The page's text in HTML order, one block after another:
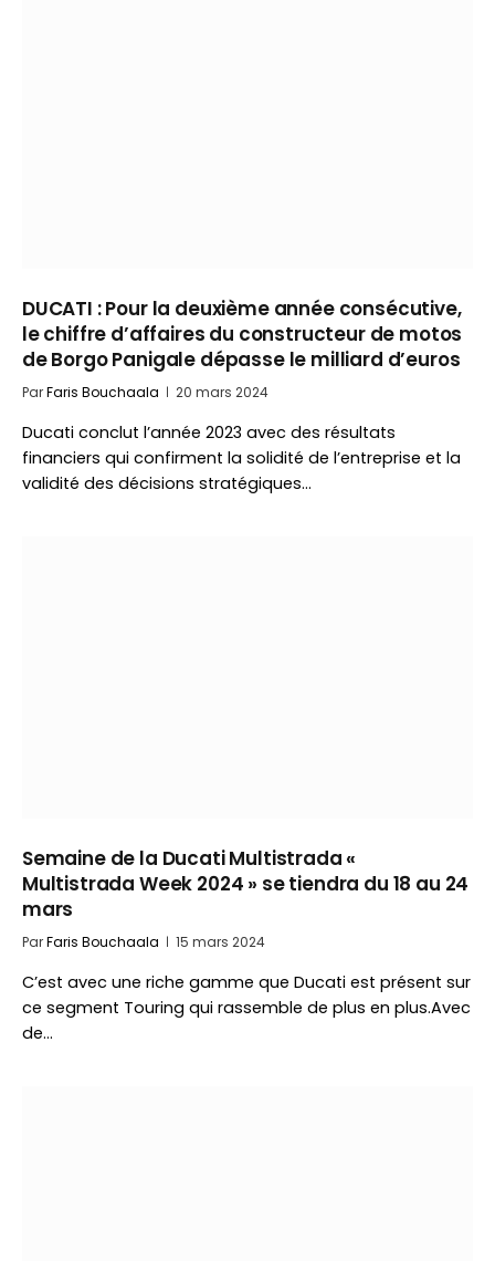
DUCATI : Pour la deuxième année consécutive,
le chiffre d’affaires du constructeur de motos
de Borgo Panigale dépasse le milliard d’euros
ParFaris Bouchaala 20 mars 2024
Ducati conclut l’année 2023 avec des résultats
financiers qui confirment la solidité de l’entreprise et la
validité des décisions stratégiques…
Semaine de la Ducati Multistrada «
Multistrada Week 2024 » se tiendra du 18 au 24
mars
ParFaris Bouchaala 15 mars 2024
C’est avec une riche gamme que Ducati est présent sur
ce segment Touring qui rassemble de plus en plus.Avec
de…